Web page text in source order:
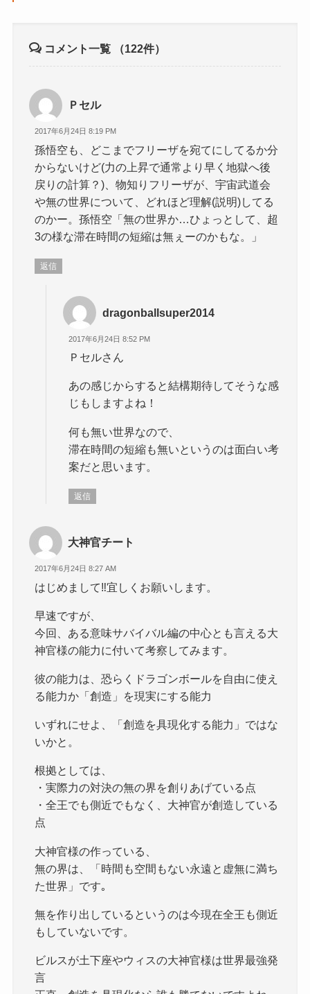
コメント一覧 （122件）
Ｐセル
2017年6月24日 8:19 PM
孫悟空も、どこまでフリーザを宛てにしてるか分
からないけど(力の上昇で通常より早く地獄へ後
戻りの計算？)、物知りフリーザが、宇宙武道会
や無の世界について、どれほど理解(説明)してる
のかー。孫悟空「無の世界か…ひょっとして、超
3の様な滞在時間の短縮は無ぇーのかもな。」
返信
dragonballsuper2014
2017年6月24日 8:52 PM
Ｐセルさん
あの感じからすると結構期待してそうな感
じもしますよね！
何も無い世界なので、
滞在時間の短縮も無いというのは面白い考
案だと思います。
返信
大神官チート
2017年6月24日 8:27 AM
はじめまして‼宜しくお願いします。
早速ですが、
今回、ある意味サバイバル編の中心とも言える大
神官様の能力に付いて考察してみます。
彼の能力は、恐らくドラゴンボールを自由に使え
る能力か「創造」を現実にする能力
いずれにせよ、「創造を具現化する能力」ではな
いかと。
根拠としては、
・実際力の対決の無の界を創りあげている点
・全王でも側近でもなく、大神官が創造している
点
大神官様の作っている、
無の界は、「時間も空間もない永遠と虚無に満ち
た世界」です｡
無を作り出しているというのは今現在全王も側近
もしていないです。
ビルスが土下座やウィスの大神官様は世界最強発
言